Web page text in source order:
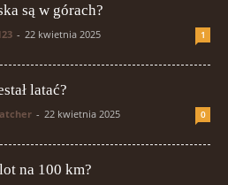
są w górach?
- 22 kwietnia 2025 1
latać?
- 22 kwietnia 2025 0
na 100 km?